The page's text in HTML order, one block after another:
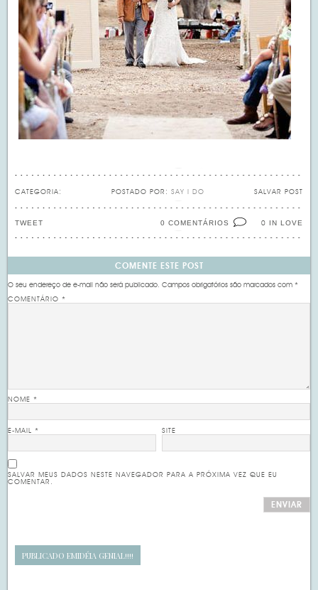
CATEGORIA: SALVAR POST
POSTADO POR: SAY I DO
0 IN LOVE
0 COMENTÁRIOS
TWEET
COMENTE ESTE POST
O seu endereço de e-mail não será publicado. Campos obrigatórios são marcados com*
COMENTÁRIO*
NOME*
E-MAIL* SITE
SALVAR MEUS DADOS NESTE NAVEGADOR PARA A PRÓXIMA VEZ QUE EU
COMENTAR.
PUBLICADO EMIDÉIA GENIAL!!!!